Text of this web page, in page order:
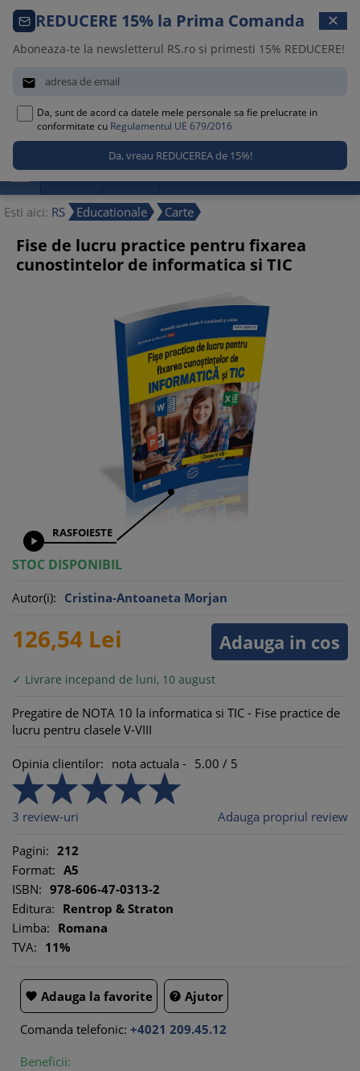
Comanda telefonica · 021 209 45 12

 Promotii Noutati Reduceri
Esti aici: RS Educationale Carte
REDUCERE 15% la Prima Comanda ✕
Aboneaza-te la newsletterul RS.ro si primesti 15% REDUCERE!

Da, sunt de acord ca datele mele personale sa fie prelucrate in
conformitate cu Regulamentul UE 679/2016
Fise de lucru practice pentru fixarea
cunostintelor de informatica si TIC

RASFOIESTE
STOC DISPONIBIL
Autor(i): Cristina-Antoaneta Morjan
Adauga in cos
126,54 Lei
✓ Livrare incepand de luni, 10 august
Pregatire de NOTA 10 la informatica si TIC - Fise practice de
lucru pentru clasele V-VIII
Opinia clientilor: nota actuala - 5.00 / 5
3 review-uri Adauga propriul review
Pagini: 212
Format: A5
ISBN: 978-606-47-0313-2
Editura: Rentrop & Straton
Limba: Romana
TVA: 11%
 Adauga la favorite  Ajutor
Comanda telefonic: +4021 209.45.12
Beneficii: